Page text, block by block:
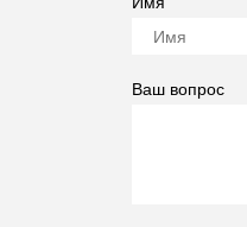
Ваш вопрос